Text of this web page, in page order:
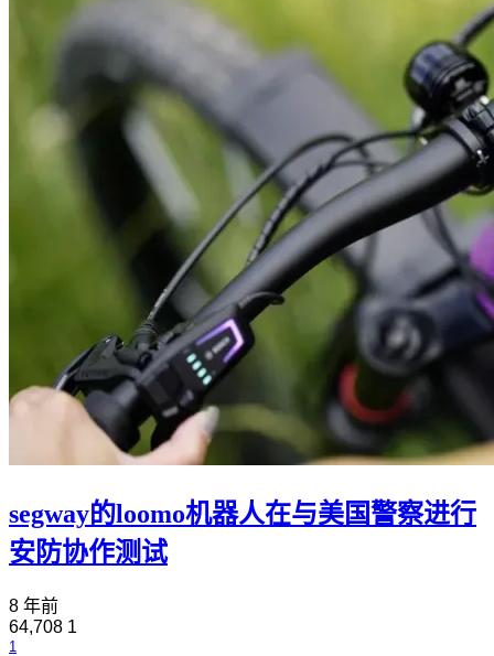
segway的loomo机器人在与美国警察进行
安防协作测试
8 年前
64,708 1
1